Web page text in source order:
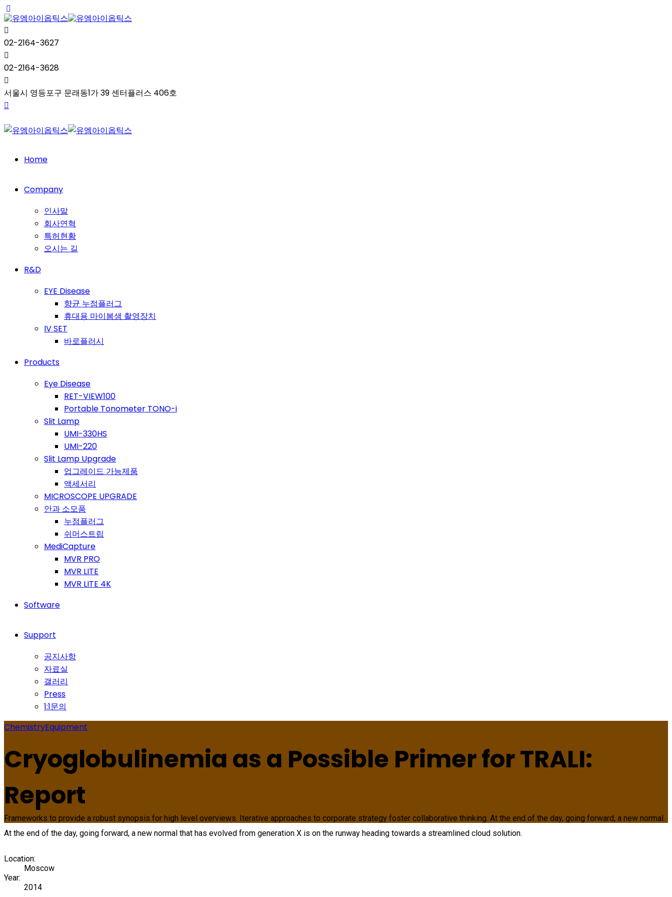
02-2164-3627
02-2164-3628
서울시 영등포구 문래동1가 39 센터플러스 406호
Home
Company
인사말
회사연혁
특허현황
오시는 길
R&D
EYE Disease
향균 누점플러그
휴대용 마이봄샘 촬영장치
IV SET
바로플러시
Products
Eye Disease
RET-VIEW100
Portable Tonometer TONO-i
Slit Lamp
UMI-330HS
UMI-220
Slit Lamp Upgrade
업그레이드 가능제품
액세서리
MICROSCOPE UPGRADE
안과 소모품
누점플러그
쉬머스트립
MediCapture
MVR PRO
MVR LITE
MVR LITE 4K
Software
Support
공지사항
자료실
갤러리
Press
1:1문의
ChemistryEquipment
Cryoglobulinemia as a Possible Primer for TRALI:
Report
Frameworks to provide a robust synopsis for high level overviews. Iterative approaches to corporate strategy foster collaborative thinking. At the end of the day, going forward, a new normal.
At the end of the day, going forward, a new normal that has evolved from generation X is on the runway heading towards a streamlined cloud solution.
Location:
Moscow
Year:
2014